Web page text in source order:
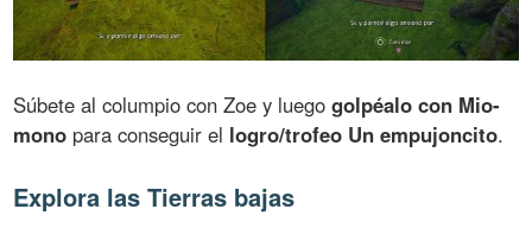
Súbete al columpio con Zoe y luegogolpéalo con Mio-
mono para conseguir el logro/trofeo Un empujoncito.
Explora las Tierras bajas